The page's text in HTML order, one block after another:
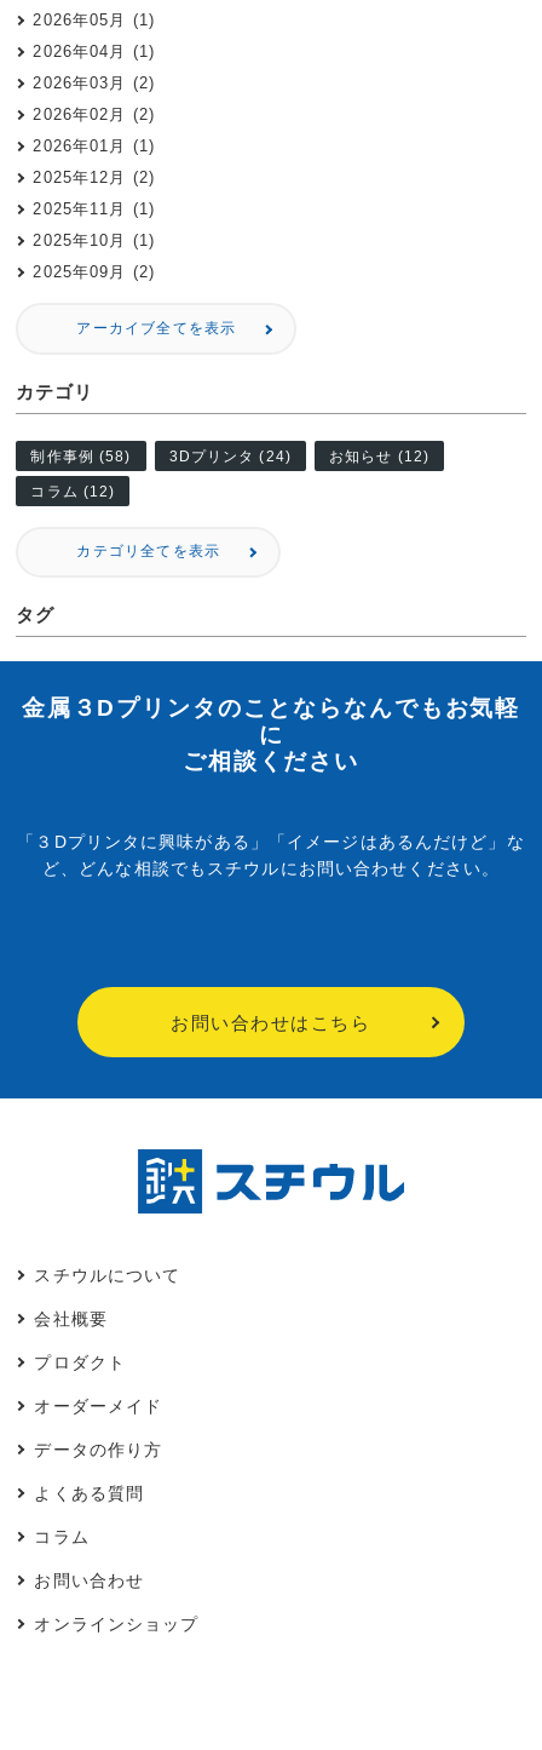
2026年05月 (1)
2026年04月 (1)
2026年03月 (2)
2026年02月 (2)
2026年01月 (1)
2025年12月 (2)
2025年11月 (1)
2025年10月 (1)
2025年09月 (2)
アーカイブ全てを表示
カテゴリ
制作事例 (58) 3Dプリンタ (24) お知らせ (12)
コラム (12)
カテゴリ全てを表示
タグ
金属３Dプリンタのことならなんでもお気軽
に
ご相談ください
「３Dプリンタに興味がある」「イメージはあるんだけど」な
ど、
どんな相談でもスチウルにお問い合わせください。
お問い合わせはこちら
スチウルについて
会社概要
プロダクト
オーダーメイド
データの作り方
よくある質問
コラム
お問い合わせ
オンラインショップ